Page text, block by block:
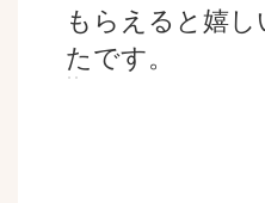
もらえると嬉
たです。